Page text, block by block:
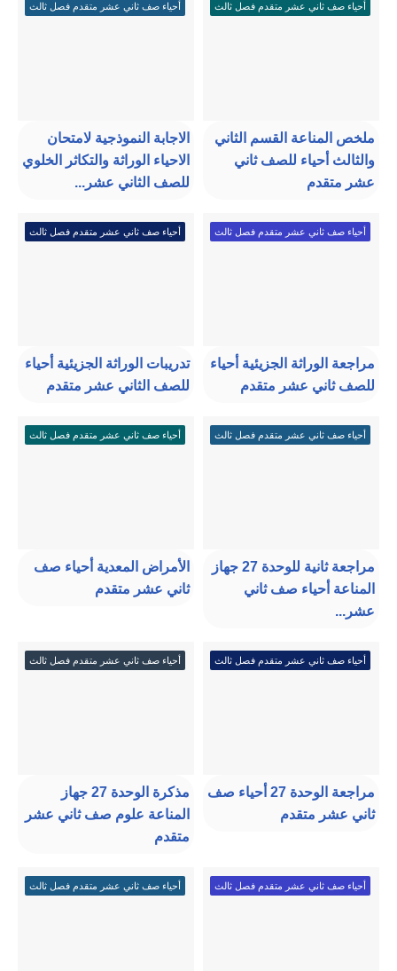
أحياء صف ثاني عشر متقدم فصل ثالث
ملخص المناعة القسم الثاني
والثالث أحياء للصف ثاني
عشر متقدم
أحياء صف ثاني عشر متقدم فصل ثالث
الاجابة النموذجية لامتحان
الاحياء الوراثة والتكاثر الخلوي
للصف الثاني عشر...
أحياء صف ثاني عشر متقدم فصل ثالث
مراجعة الوراثة الجزيئية أحياء
للصف ثاني عشر متقدم
أحياء صف ثاني عشر متقدم فصل ثالث
تدريبات الوراثة الجزيئية أحياء
للصف الثاني عشر متقدم
أحياء صف ثاني عشر متقدم فصل ثالث
مراجعة ثانية للوحدة 27 جهاز
المناعة أحياء صف ثاني
عشر...
أحياء صف ثاني عشر متقدم فصل ثالث
الأمراض المعدية أحياء صف
ثاني عشر متقدم
أحياء صف ثاني عشر متقدم فصل ثالث
مراجعة الوحدة 27 أحياء صف
ثاني عشر متقدم
أحياء صف ثاني عشر متقدم فصل ثالث
مذكرة الوحدة 27 جهاز
المناعة علوم صف ثاني عشر
متقدم
أحياء صف ثاني عشر متقدم فصل ثالث أحياء صف ثاني عشر متقدم فصل ثالث